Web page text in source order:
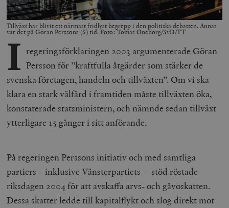
Tillväxt har blivit ett närmast fridlyst begrepp i den politiska debatten. Annat
var det på Göran Perssons (S) tid. Foto: Tomas Oneborg/SvD/TT
I regeringsförklaringen 2003 argumenterade Göran
Persson för ”kraftfulla åtgärder som stärker de
svenska företagen, handeln och tillväxten”. Om vi ska
klara en stark välfärd i framtiden måste tillväxten öka,
konstaterade statsministern, och nämnde sedan tillväxt
ytterligare 15 gånger i sitt anförande.
På regeringen Perssons initiativ och med samtliga
partiers – inklusive Vänsterpartiets – stöd röstade
riksdagen 2004 för att avskaffa arvs- och gåvoskatten.
Dessa skatter ledde till kapitalflykt och slog direkt mot